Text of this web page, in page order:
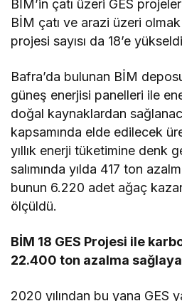
BİM’in çatı üzeri GES
BİM çatı ve arazi üzeri
projesi sayısı da 18’e
Bafra’da bulunan BİM
güneş enerjisi panelleri ile
doğal kaynaklardan
kapsamında elde edilecek
yıllık enerji tüketimine denk
salımında yılda 417 ton
bunun 6.220 adet ağaç
ölçüldü.
BİM 18 GES Projesi ile
22.400 ton azalma
2020 yılından bu yana GES